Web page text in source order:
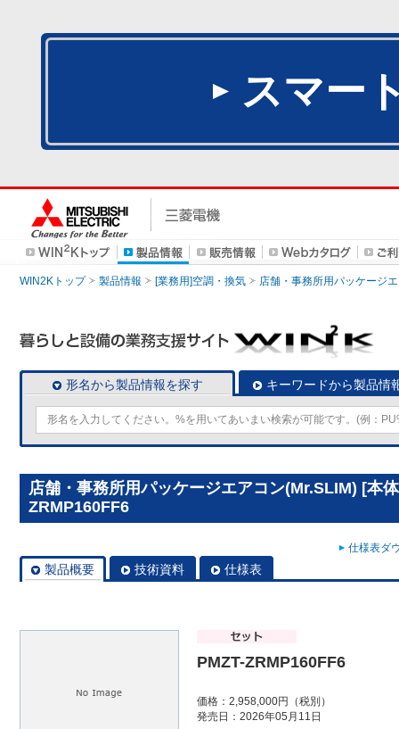
スマー
WIN2Kトップ 製品情報 [業務用]空調・換気 店舗・事務所用パッケージ
形名から製品情報を探す キーワードから製品情
店舗・事務所用パッケージエアコン(Mr.SLIM) [本
ZRMP160FF6
仕様表ダ
製品概要 技術資料 仕様表
PMZT-ZRMP160FF6
価格：2,958,000円（税別）
発売日：2026年05月11日